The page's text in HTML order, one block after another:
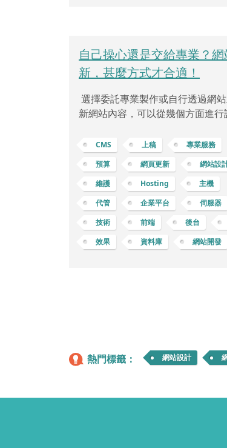
自己操心還是交給專業？
新，甚麼方式才合適！
選擇委託專業製作或自行透過網
新網站內容，可以從幾個方面進行
望網站達到的功能、風格和資訊更
技術要求與知識水準：檢視自身或
備更新網站所需的技術和知識水準
需要熟悉的技能和專業知識。時間
慮能夠投入的時間，以及自行更新
時間和成本。委託專業可能會更迅
新。成本與預算：考慮委託專業的
自行更新所需的支出。評估預算並
本效益的選擇。技術支援和維護
CMS 上稿
專業服務
預算
網頁更新
網站設
維護
Hosting
主機
代管
企業平台
伺服器
技術
前端 後台
效果
資料庫 網站開發
熱門標籤： 網站設計